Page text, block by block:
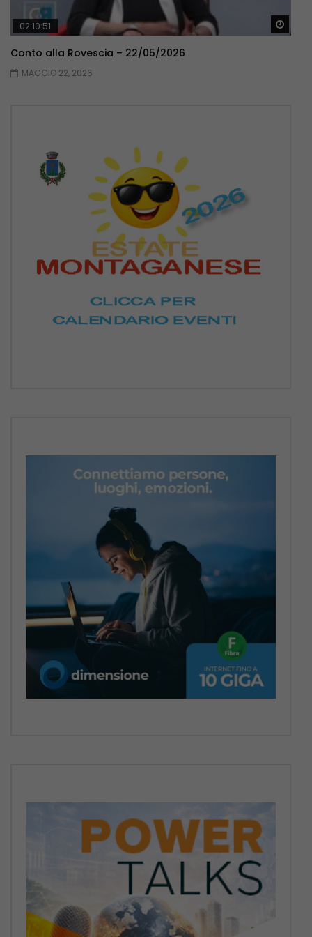
02:10:51
Conto alla Rovescia – 22/05/2026
MAGGIO 22, 2026